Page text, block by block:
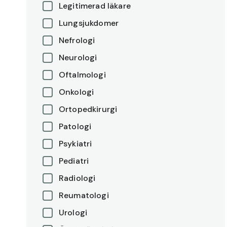
Legitimerad läkare
Lungsjukdomer
Nefrologi
Neurologi
Oftalmologi
Onkologi
Ortopedkirurgi
Patologi
Psykiatri
Pediatri
Radiologi
Reumatologi
Urologi